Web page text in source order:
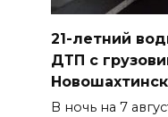
21-летний
ДТП с
Новошахтинск
В ночь на 7